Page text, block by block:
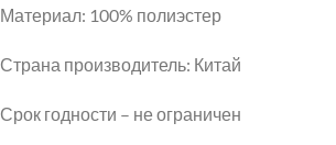
Материал: 100% полиэстер
Страна производитель: Китай
Срок годности – не ограничен